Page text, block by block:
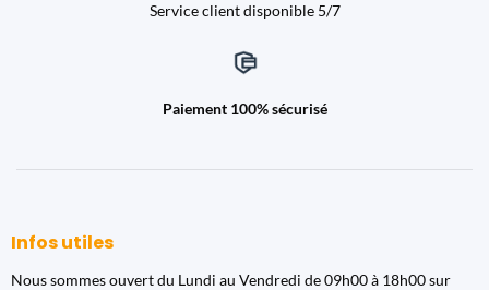
Service client disponible 5/7
Paiement 100% sécurisé
Infos utiles
Nous sommes ouvert du Lundi au Vendredi de 09h00 à 18h00 sur